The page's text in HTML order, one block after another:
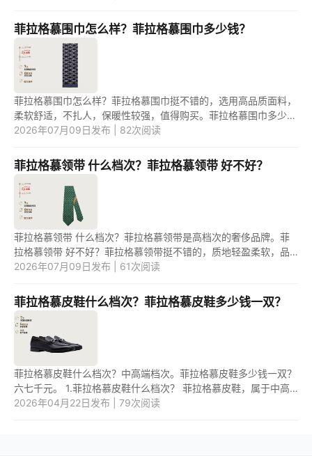
菲拉格慕围巾怎么样？菲拉格慕围巾多少钱？
菲拉格慕围巾怎么样？菲拉格慕围巾挺不错的，选用高品质面料，
柔软舒适，不扎人，保暖性较强，值得购买。菲拉格慕围巾多少
钱？菲拉格慕围巾的价格一般在1000~10000元之间。 1.菲拉格慕
2026年07月09日发布 | 82次阅读
菲拉格慕领带 什么档次？菲拉格慕领带 好不好？
菲拉格慕领带 什么档次？菲拉格慕领带是高档次的奢侈品牌。菲
拉格慕领带 好不好？菲拉格慕领带挺不错的，质地轻盈柔软，品
种繁多，款式时尚好搭配，有质感。 1.菲拉格慕领带 什么档次？
2026年07月09日发布 | 61次阅读
菲拉格慕皮鞋什么档次？菲拉格慕皮鞋多少钱一双？
菲拉格慕皮鞋什么档次？中高端档次。菲拉格慕皮鞋多少钱一双？
六七千元。 1.菲拉格慕皮鞋什么档次？ 菲拉格慕皮鞋，属于中高
端档次。 2.菲拉格慕皮鞋多少钱一双？ 菲拉格慕皮鞋，通常来
2026年04月22日发布 | 79次阅读